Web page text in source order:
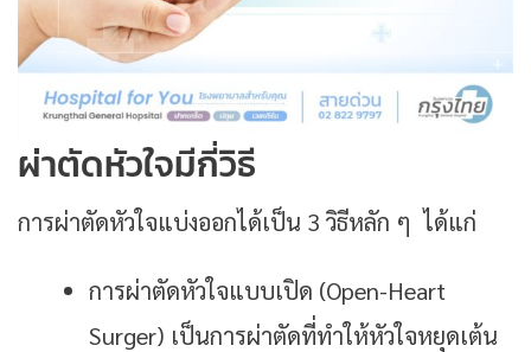
ผ่าตัดหัวใจมีกี่วิธี
การผ่าตัดหัวใจแบ่งออกได้เป็น 3 วิธีหลัก ๆ ได้แก่
การผ่าตัดหัวใจแบบเปิด (open-Heart
Surger) เป็นการผ่าตัดที่ทำให้หัวใจหยุดเต้น